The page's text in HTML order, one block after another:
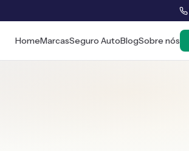
HomeMarcasSeguro AutoBlogSobre nós